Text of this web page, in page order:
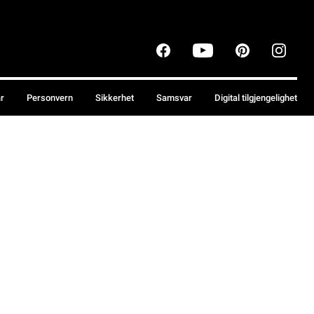
Personvern Sikkerhet Samsvar Digital tilgjengelighet